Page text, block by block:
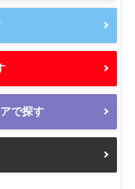
で探す